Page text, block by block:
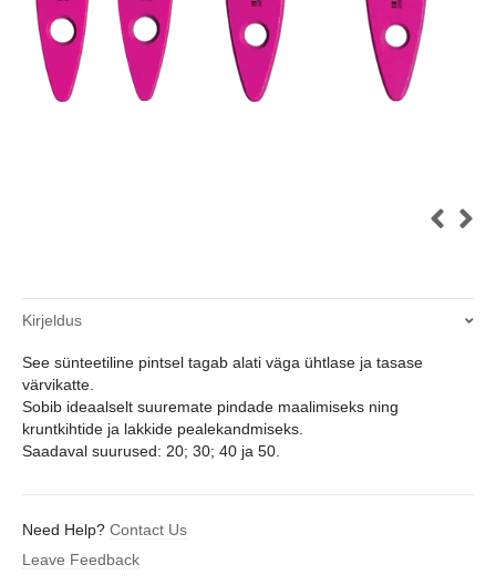
Kirjeldus
See sünteetiline pintsel tagab alati väga ühtlase ja tasase
värvikatte.
Sobib ideaalselt suuremate pindade maalimiseks ning
kruntkihtide ja lakkide pealekandmiseks.
Saadaval suurused: 20; 30; 40 ja 50.
Need Help? Contact Us
Leave Feedback